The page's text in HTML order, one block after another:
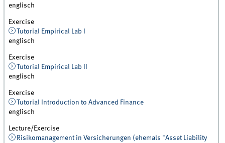
englisch
Exercise
Tutorial Empirical Lab I
englisch
Exercise
Tutorial Empirical Lab II
englisch
Exercise
Tutorial Introduction to Advanced Finance
englisch
Lecture/Exercise
Risikomanagement in Versicherungen (ehemals "Asset Liability